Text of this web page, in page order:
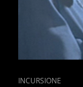
CAT
INCURSIONE